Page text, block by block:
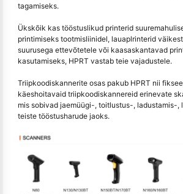
tagamiseks.
Ükskõik kas tööstuslikud printerid
printimiseks tootmisliinidel, lauaplrinterid
suurusega ettevõtetele või kaasaskantavad
kasutamiseks, HPRT vastab teie vajadustele.
Triipkoodiskannerite osas pakub HPRT nii
käeshoitavaid triipkoodiskannereid erinevate
mis sobivad jaemüügi-, toitlustus-, ladustamis-,
teiste tööstusharude jaoks.